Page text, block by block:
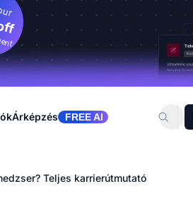
Árképzés FREE AI
Teljes karrierútmutató